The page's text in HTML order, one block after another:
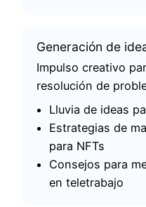
Generación de
Impulso creativo
resolución de
Lluvia de ideas
Estrategias de
para NFTs
Consejos para
en teletrabajo